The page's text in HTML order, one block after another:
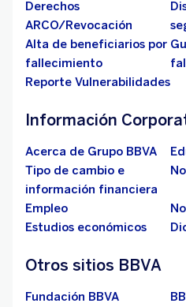
Derechos
ARCO/Revocación
Alta de beneficiarios por
fallecimiento
Reporte Vulnerabilidades
Información
Acerca de Grupo BBVA
Tipo de cambio e
información financiera
Empleo
Estudios económicos
Otros sitios BBVA
Fundación BBVA